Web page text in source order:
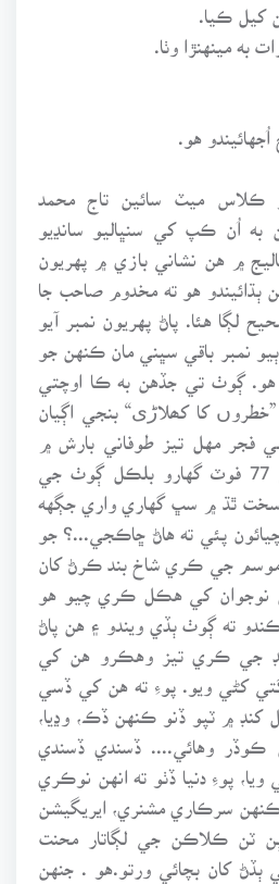
کيل ڪيا.
به مينهنڙا وٺا.
هو.
ڪلاس ميٽ سائين تاج محمد
به اُن ڪپ کي سنڀاليو سانڍيو
۾ هن نشاني بازي ۾ پهريون
ٻڌائيندو هو ته مخدوم صاحب جا
لڳا هئا. پاڻ پهريون نمبر آيو
نمبر باقي سڀني مان ڪنهن جو
هو. ڳوٺ تي جڏهن به ڪا اوچتي
”خطروں کا کھلاڑی“ بنجي اڳيان
فجر مهل تيز طوفاني بارش ۾
کڏهر شهر کي شاخ کي 77 فوٽ گهارو بلڪل ڳوٺ جي
ٿڌ ۾ سڀ گهاري واري جڳهه
پئي ته هاڻ ڇاڪجي...؟ جو
موسم جي ڪري شاخ بند ڪرڻ کان
نوجوان کي هڪل ڪري چيو هو
ڪندو ته ڳوٺ ٻڏي ويندو ۽ هن پاڻ
جي ڪري تيز وهڪرو هن کي
کڻي ويو. پوءِ ته هن کي ڏسي
کنڊ ۾ ٽپو ڏنو ڪنهن ڏڪ، وڍيا،
وهائي.... ڏسندي ڏسندي
پوءِ دنيا ڏٺو ته انهن نوڪري
سرڪاري مشنري، ايريگيشن
ٽن ڪلاڪن جي لڳاتار محنت
ٻڏڻ کان بچائي ورتو.هو . جنهن